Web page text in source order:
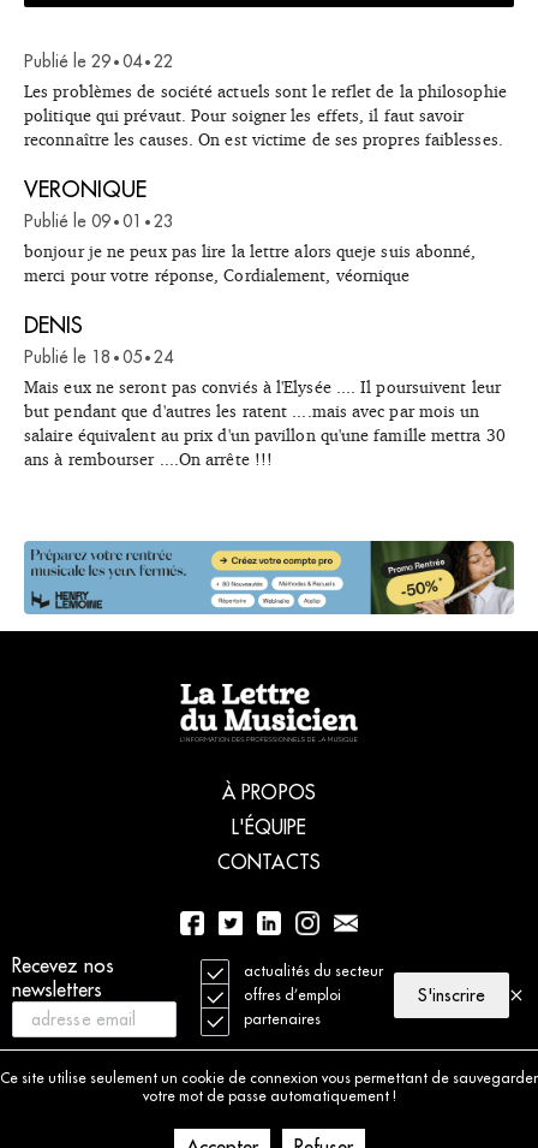
Recevez nos
newsletters
actualités du secteur
offres d’emploi
partenaires
S'inscrire
Ce site utilise seulement un cookie de connexion vous permettant de sauvegarder
votre mot de passe automatiquement !
Publié le 29 • 04 • 22
Les problèmes de société actuels sont le reflet de la philosophie
politique qui prévaut. Pour soigner les effets, il faut savoir
reconnaître les causes. On est victime de ses propres faiblesses.
VERONIQUE
Publié le 09 • 01 • 23
bonjour je ne peux pas lire la lettre alors queje suis abonné,
merci pour votre réponse, Cordialement, véornique
DENIS
Publié le 18 • 05 • 24
Mais eux ne seront pas conviés à l'Elysée .... Il poursuivent leur
but pendant que d'autres les ratent ....mais avec par mois un
salaire équivalent au prix d'un pavillon qu'une famille mettra 30
ans à rembourser ....On arrête !!!
À PROPOS
L'ÉQUIPE
CONTACTS
01 56 77 04 00
© 2021 La Lettre du Musicien. Tous droits réservés
Charte déontologique